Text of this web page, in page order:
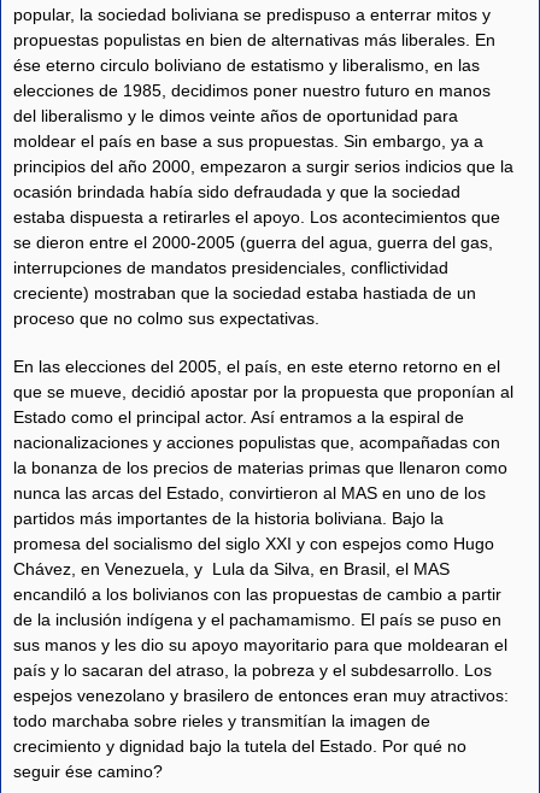
popular, la sociedad boliviana se predispuso a enterrar mitos y
propuestas populistas en bien de alternativas más liberales. En
ése eterno circulo boliviano de estatismo y liberalismo, en las
elecciones de 1985, decidimos poner nuestro futuro en manos
del liberalismo y le dimos veinte años de oportunidad para
moldear el país en base a sus propuestas. Sin embargo, ya a
principios del año 2000, empezaron a surgir serios indicios que la
ocasión brindada había sido defraudada y que la sociedad
estaba dispuesta a retirarles el apoyo. Los acontecimientos que
se dieron entre el 2000-2005 (guerra del agua, guerra del gas,
interrupciones de mandatos presidenciales, conflictividad
creciente) mostraban que la sociedad estaba hastiada de un
proceso que no colmo sus expectativas.
En las elecciones del 2005, el país, en este eterno retorno en el
que se mueve, decidió apostar por la propuesta que proponían al
Estado como el principal actor. Así entramos a la espiral de
nacionalizaciones y acciones populistas que, acompañadas con
la bonanza de los precios de materias primas que llenaron como
nunca las arcas del Estado, convirtieron al MAS en uno de los
partidos más importantes de la historia boliviana. Bajo la
promesa del socialismo del siglo XXI y con espejos como Hugo
Chávez, en Venezuela, y Lula da Silva, en Brasil, el MAS
encandiló a los bolivianos con las propuestas de cambio a partir
de la inclusión indígena y el pachamamismo. El país se puso en
sus manos y les dio su apoyo mayoritario para que moldearan el
país y lo sacaran del atraso, la pobreza y el subdesarrollo. Los
espejos venezolano y brasilero de entonces eran muy atractivos:
todo marchaba sobre rieles y transmitían la imagen de
crecimiento y dignidad bajo la tutela del Estado. Por qué no
seguir ése camino?